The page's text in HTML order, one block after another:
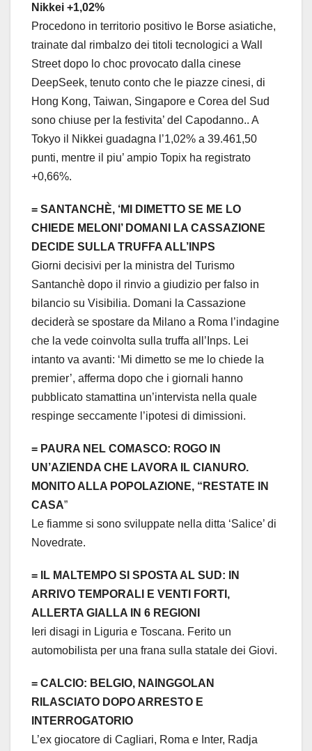
Nikkei +1,02%
Procedono in territorio positivo le Borse asiatiche,
trainate dal rimbalzo dei titoli tecnologici a Wall
Street dopo lo choc provocato dalla cinese
DeepSeek, tenuto conto che le piazze cinesi, di
Hong Kong, Taiwan, Singapore e Corea del Sud
sono chiuse per la festivita’ del Capodanno.. A
Tokyo il Nikkei guadagna l’1,02% a 39.461,50
punti, mentre il piu’ ampio Topix ha registrato
+0,66%.
= SANTANCHÈ, ‘MI DIMETTO SE ME LO
CHIEDE MELONI’ DOMANI LA CASSAZIONE
DECIDE SULLA TRUFFA ALL’INPS
Giorni decisivi per la ministra del Turismo
Santanchè dopo il rinvio a giudizio per falso in
bilancio su Visibilia. Domani la Cassazione
deciderà se spostare da Milano a Roma l’indagine
che la vede coinvolta sulla truffa all’Inps. Lei
intanto va avanti: ‘Mi dimetto se me lo chiede la
premier’, afferma dopo che i giornali hanno
pubblicato stamattina un’intervista nella quale
respinge seccamente l’ipotesi di dimissioni.
= PAURA NEL COMASCO: ROGO IN
UN’AZIENDA CHE LAVORA IL CIANURO.
MONITO ALLA POPOLAZIONE, “RESTATE IN
CASA”
Le fiamme si sono sviluppate nella ditta ‘Salice’ di
Novedrate.
= IL MALTEMPO SI SPOSTA AL SUD: IN
ARRIVO TEMPORALI E VENTI FORTI,
ALLERTA GIALLA IN 6 REGIONI
Ieri disagi in Liguria e Toscana. Ferito un
automobilista per una frana sulla statale dei Giovi.
= CALCIO: BELGIO, NAINGGOLAN
RILASCIATO DOPO ARRESTO E
INTERROGATORIO
L’ex giocatore di Cagliari, Roma e Inter, Radja